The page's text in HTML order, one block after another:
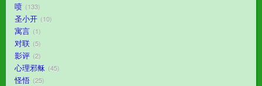
喷 133
圣小开 10
寓言 1
对联 5
影评 2
心理邪稣 45
怪悟 25